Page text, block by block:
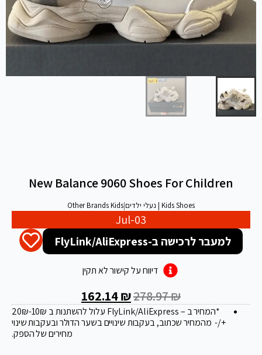
New Balance 9060 Shoes For Children
Kids Shoes | נעלי ילדים |
Other Brands Kids
Jul-03
למעבר לרכישה ב-FlyLink/AliExpress
דיווח על קישור לא תקין
278.97₪
162.14₪
*המחיר ב – FlyLink/AliExpress עלול להשתנות ב 20 ₪-10₪
+/- מהמחיר שכתוב, בעקבות שינויים בשער הדולר ובעקבות שינוי
מחירים של הספק.